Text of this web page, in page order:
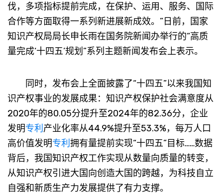
伐，多项指标提前完成，在保护、运用、服务、国际
合作等方面取得一系列新进展新成效。”日前，国家
知识产权局局长申长雨在国务院新闻办举行的“高质
量完成‘十四五’规划”系列主题新闻发布会上表示。
同时，发布会上全面披露了“十四五”以来我国知
识产权事业的发展成果：知识产权保护社会满意度从
2020年的80.05分提升至2024年的82.36分，企业
发明专利 产业化率从44.9%提升至53.3%，每万人口
高价值发明专利 拥有量提前实现“十四五”目标……数据
背后，我国知识产权工作实现从数量向质量的转变，
从知识产权引进大国向创造大国的跨越，为科技自立
自强和新质生产力发展提供了有力支撑。